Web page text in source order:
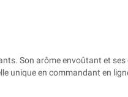
Son arôme envoûtant et
unique en commandant en